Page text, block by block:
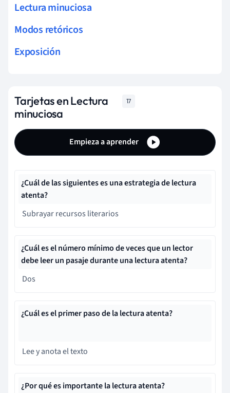
Lectura minuciosa
Modos retóricos
Exposición
Tarjetas en Lectura
minuciosa
17
Empieza a aprender
¿Cuál de las siguientes es una estrategia de lectura
atenta?
Subrayar recursos literarios
¿Cuál es el número mínimo de veces que un lector
debe leer un pasaje durante una lectura atenta?
Dos
¿Cuál es el primer paso de la lectura atenta?
Lee y anota el texto
¿Por qué es importante la lectura atenta?